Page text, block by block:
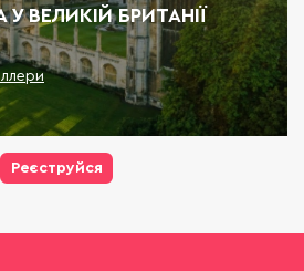
ВЕЛИКІЙ БРИТАНІЇ
Реєструйся